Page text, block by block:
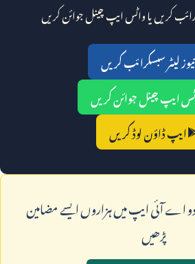
کریں یا واٹس ایپ چینل جوائن کریں
نیوز لیٹر سبسکرائب کریں
ایپ چینل جوائن کریں
ایپ ڈاؤن لوڈ کریں
اے آئی ايپ ميں ہزاروں ايسے مضامين
پڑھيں